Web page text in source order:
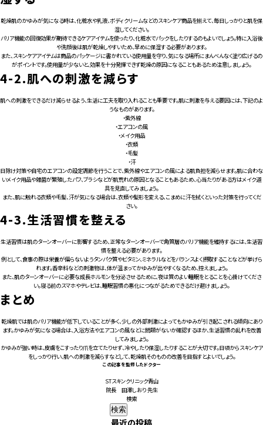
乾燥肌のかゆみが気になる時は、化粧水や乳液、ボディクリームなどのスキンケア商品を揃えて、毎日しっかりと肌を保
湿してください。
バリア機能の回復効果が期待できるケアアイテムを使ったり、化粧水でパックをしたりするのもよいでしょう。特に入浴後
や洗顔後は肌が乾燥しやすいため、早めに保湿する必要があります。
また、スキンケアアイテムは商品のパッケージに書かれている使用量を守り、気になる場所にまんべんなく塗り広げるの
がポイントです。使用量が少ないと、効果を十分発揮できず乾燥の原因になることもあるため注意しましょう。
4-2.肌への刺激を減らす
肌への刺激をできるだけ減らせるよう、生活に工夫を取り入れることも重要です。肌に刺激を与える要因には、下記のよ
うなものがあります。
・紫外線
・エアコンの風
・メイク用品
・衣類
・毛髪
・汗
日除け対策や自宅のエアコンの設定調節を行うことで、紫外線やエアコンの風による肌負担を減らせます。肌に合わな
いメイク用品や雑菌が繁殖したパフ、ブラシなどが肌荒れの原因となることもあるため、心当たりがある方はメイク道
具を見直してみましょう。
また、肌に触れる衣類や毛髪、汗が気になる場合は、衣類や髪形を変える、こまめに汗を拭くといった対策を行ってくだ
さい。
4-3.生活習慣を整える
生活習慣は肌のターンオーバーに影響するため、正常なターンオーバーで角質層のバリア機能を維持するには、生活習
慣を整える必要があります。
例として、食事の際は栄養が偏らないようタンパク質やビタミン、ミネラルなどをバランスよく摂取することなどが挙げら
れます。香辛料などの刺激物は、体が温まってかゆみが出やすくなるため、控えましょう。
また、肌のターンオーバーに必要な成長ホルモンを分泌させるために、夜は質のよい睡眠をとることを心掛けてくださ
い。寝る前のスマホやテレビは、睡眠習慣の悪化につながるためできるだけ避けましょう。
まとめ
乾燥肌では肌のバリア機能が低下していることが多く、少しの外部刺激によってもかゆみが引き起こされる傾向にあり
ます。かゆみが気になる場合は、入浴方法やエアコンの風などに問題がないか確認するほか、生活習慣の乱れを改善
してみましょう。
かゆみが強い時は、皮膚をこすったり爪を立てたりせず、冷やしたり保湿したりすることが大切です。日頃からスキンケア
をしっかり行い、肌への刺激を減らすなどして、乾燥肌そのものの改善を目指すとよいでしょう。
この記事を監修したドクター
STスキンクリニック青山
院長 田澤しおり 先生
検索
検索